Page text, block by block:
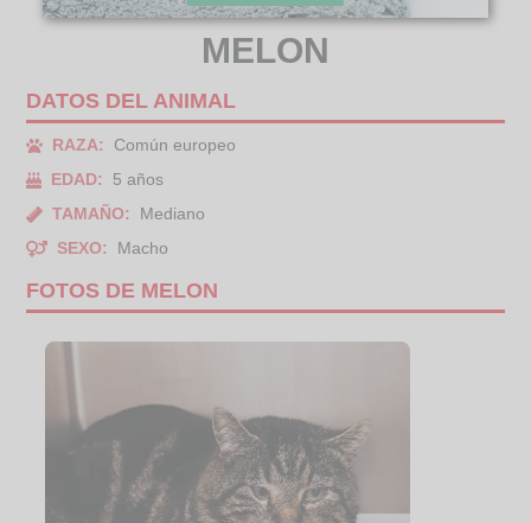
MELON
DATOS DEL ANIMAL
RAZA:
Común europeo
EDAD:
5 años
TAMAÑO:
Mediano
SEXO:
Macho
FOTOS DE MELON